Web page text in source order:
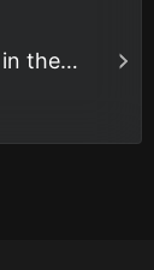
the
決方案